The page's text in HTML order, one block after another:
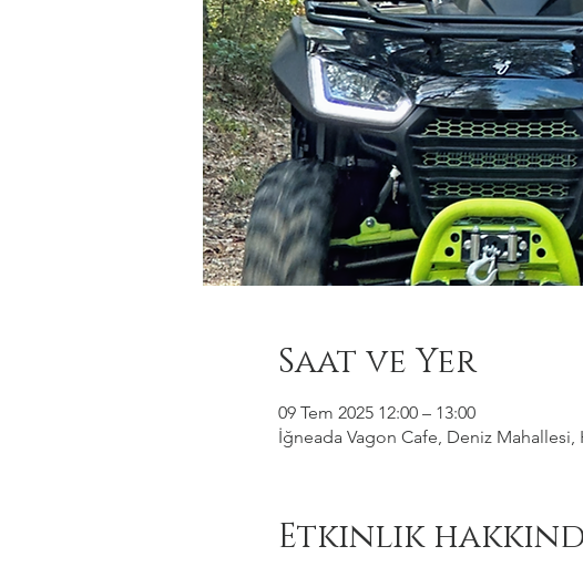
Saat ve Yer
09 Tem 2025 12:00 – 13:00
İğneada Vagon Cafe, Deniz
Etkinlik